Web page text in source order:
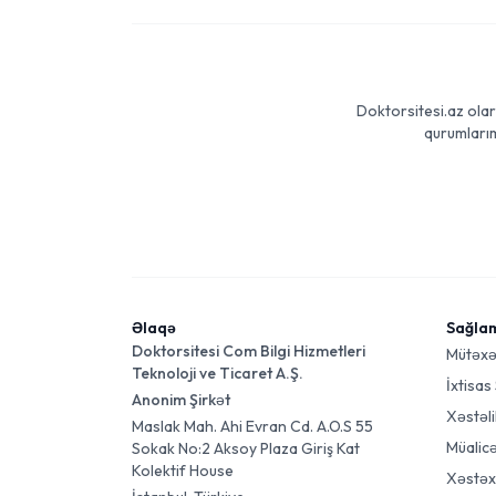
Doktorsitesi.az
Əlaqə
Doktorsitesi Com Bilgi Hizmetleri
Teknoloji ve Ticaret A.Ş.
Anonim Şirkət
Maslak Mah. Ahi Evran Cd. A.O.S 55
Sokak No:2 Aksoy Plaza Giriş Kat
Kolektif House
İxtisas